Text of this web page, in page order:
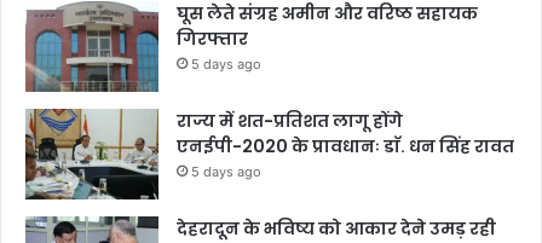
घूस लेते संग्रह अमीन और वरिष्ठ सहायक
गिरफ्तार
5 days ago
राज्य में शत-प्रतिशत लागू होंगे
एनईपी-2020 के प्रावधानः डाॅ. धन सिंह रावत
5 days ago
देहरादून के भविष्य को आकार देने उमड़ रही